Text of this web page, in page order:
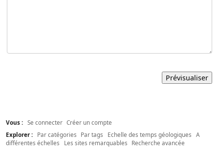
Vous : Se connecter Créer un compte
Explorer :
Par catégories Par tags Echelle des temps géologiques
A
différentes échelles
Les sites remarquables
Recherche avancée